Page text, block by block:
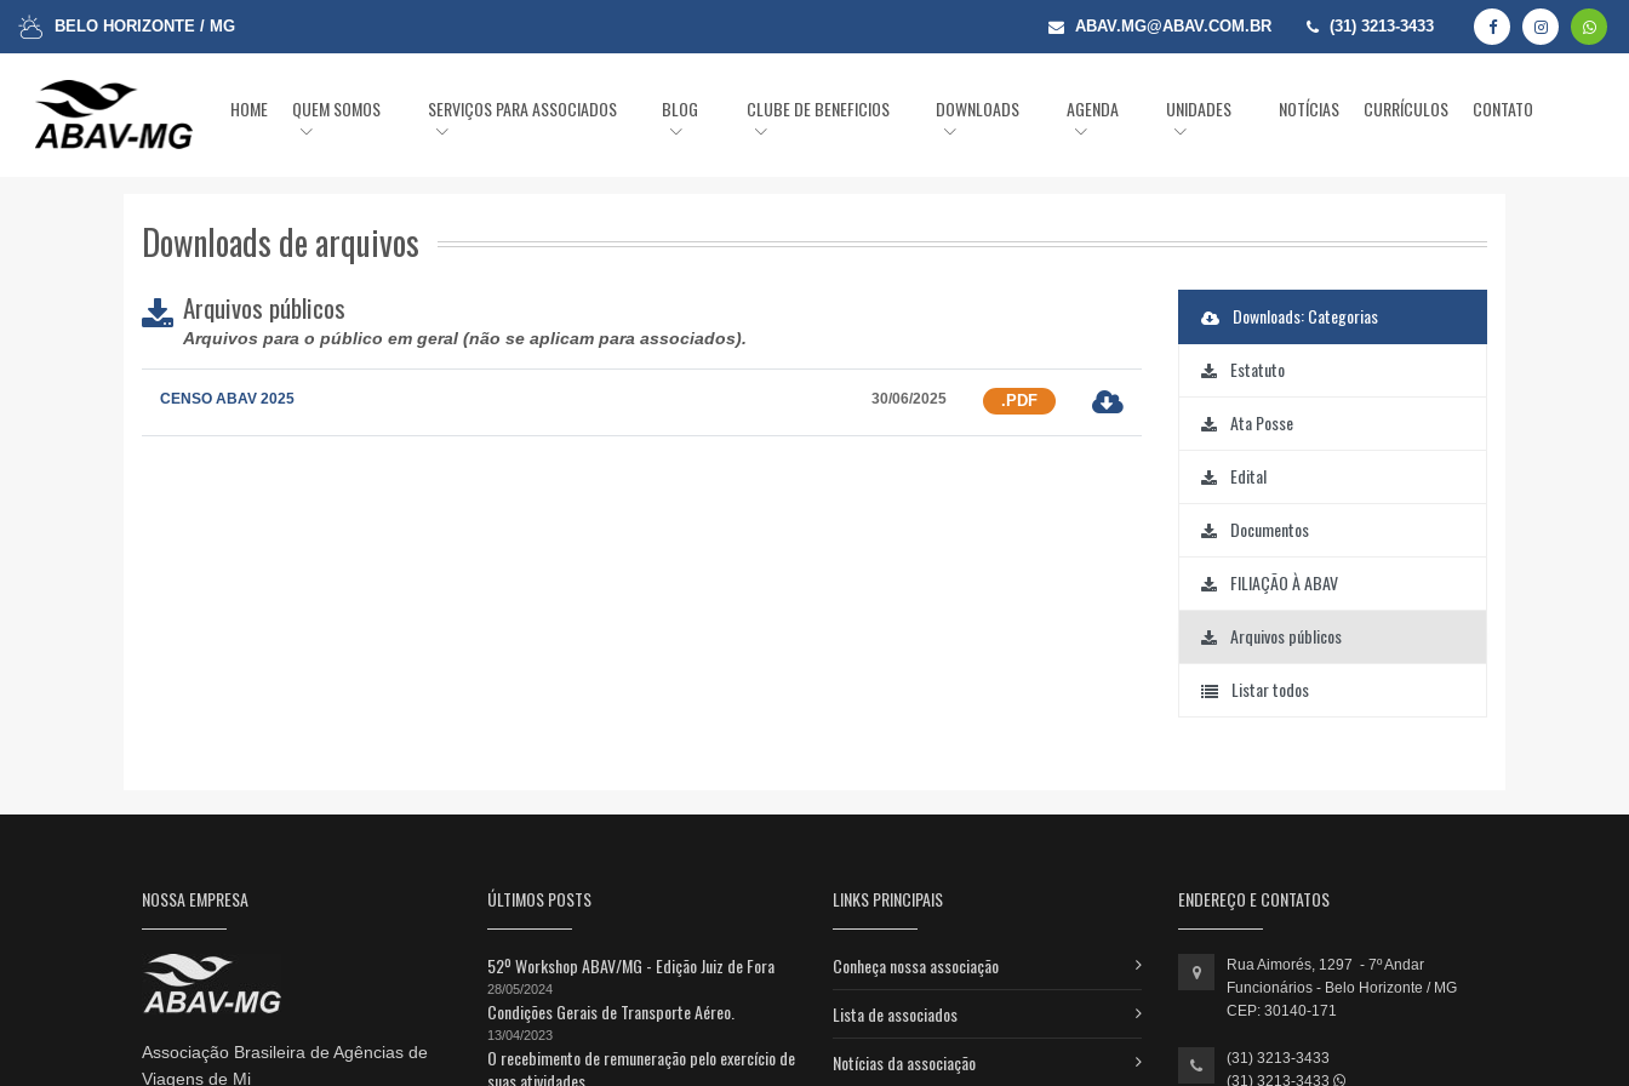
BELO HORIZONTE / MG ABAV.MG@ABAV.COM.BR (31) 3213-3433
HOME QUEM SOMOS SERVIÇOS PARA ASSOCIADOS BLOG CLUBE DE BENEFICIOS DOWNLOADS AGENDA UNIDADES NOTÍCIAS CURRÍCULOS CONTATO
Downloads de arquivos
Arquivos públicos
Arquivos para o público em geral (não se aplicam para associados).
CENSO ABAV 2025 30/06/2025 .PDF
Downloads: Categorias
Estatuto
Ata Posse
Edital
Documentos
FILIAÇÃO À ABAV
Arquivos públicos
Listar todos
NOSSA EMPRESA
Associação Brasileira de Agências de
Viagens de Mi
ÚLTIMOS POSTS
52º Workshop ABAV/MG - Edição Juiz de Fora
28/05/2024
Condições Gerais de Transporte Aéreo.
13/04/2023
O recebimento de remuneração pelo exercício de
suas atividades
LINKS PRINCIPAIS
Conheça nossa associação
Lista de associados
Notícias da associação
ENDEREÇO E CONTATOS
Rua Aimorés, 1297 - 7º Andar
Funcionários - Belo Horizonte / MG
CEP: 30140-171
(31) 3213-3433
(31) 3213-3433